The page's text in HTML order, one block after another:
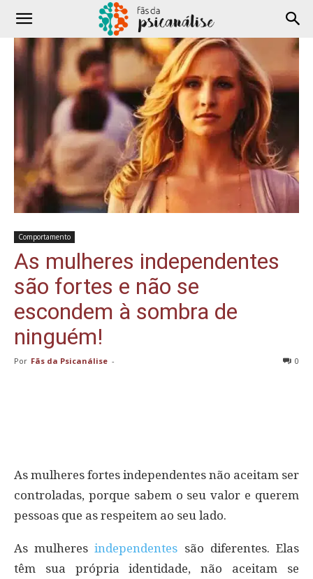
Comportamento
As mulheres independentes
são fortes e não se
escondem à sombra de
ninguém!
Por Fãs da Psicanálise - 0
As mulheres fortes independentes não aceitam ser
controladas, porque sabem o seu valor e querem
pessoas que as respeitem ao seu lado.
As mulheresindependentes são diferentes. Elas
têm sua própria identidade, não aceitam se